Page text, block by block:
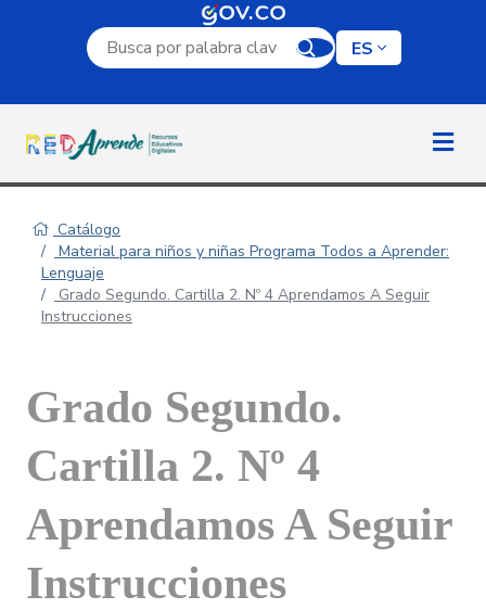
Campo de búsqueda por palabra clave
ES
Catálogo
Material para niños y niñas Programa Todos a Aprender:
Lenguaje
Grado Segundo. Cartilla 2. Nº 4 Aprendamos A Seguir
Instrucciones
Grado Segundo.
Cartilla 2. Nº 4
Aprendamos A Seguir
Instrucciones